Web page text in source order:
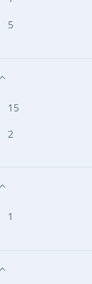
5
15
2
1